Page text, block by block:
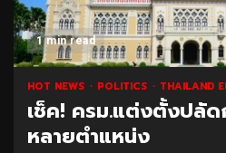
1 min read
HOT NEWS POLITICS THAILAND
เช็ค! ครม.แต่งตั้งปลั
หลายตำแหน่ง